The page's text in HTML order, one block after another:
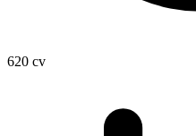
620 cv